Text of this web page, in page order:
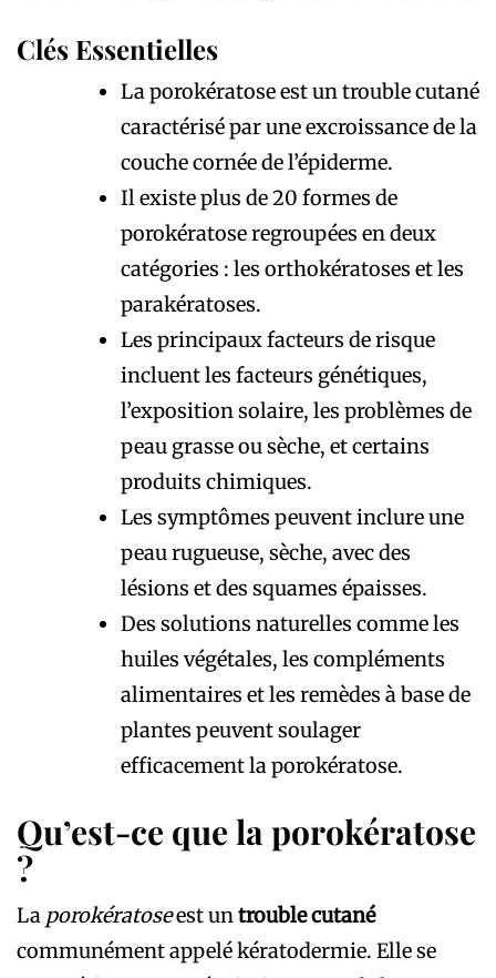
Clés Essentielles
Laporokératoseest un trouble cutané
caractérisé par une excroissance de la
couche cornée de l’épiderme.
Il existe plus de 20 formes de
porokératoseregroupées en deux
catégories : les orthokératoses et les
parakératoses.
Les principaux facteurs de risque
incluent les facteurs génétiques,
l’exposition solaire, les problèmes de
peau grasse ou sèche, et certains
produits chimiques.
Les symptômes peuvent inclure une
peau rugueuse, sèche, avec des
lésions et des squames épaisses.
Des solutions naturelles comme les
huiles végétales, les compléments
alimentaires et les remèdes à base de
plantes peuvent soulager
efficacement laporokératose.
Qu’est-ce que la porokératose
?
La porokératoseest untrouble cutané
communément appelé kératodermie. Elle se